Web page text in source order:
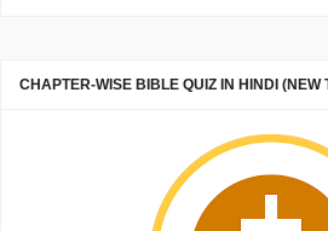
CHAPTER-WISE BIBLE QUIZ IN HINDI (NEW